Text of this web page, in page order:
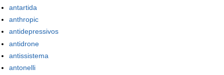
antartida
anthropic
antidepressivos
antidrone
antissistema
antonelli